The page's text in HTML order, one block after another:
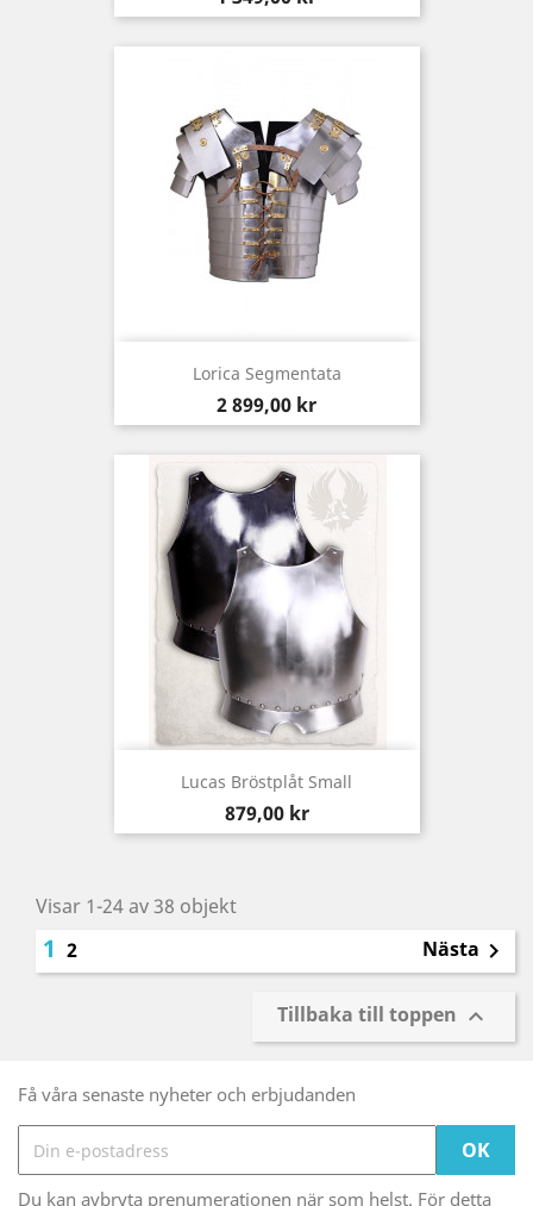
Lorica Segmentata
Pris
2 899,00 kr
Lucas Bröstplåt Small
Pris
879,00 kr
Visar 1-24 av 38 objekt
1 2 Nästa 
Tillbaka till toppen 
Få våra senaste nyheter och erbjudanden
Du kan avbryta prenumerationen när som helst. För detta